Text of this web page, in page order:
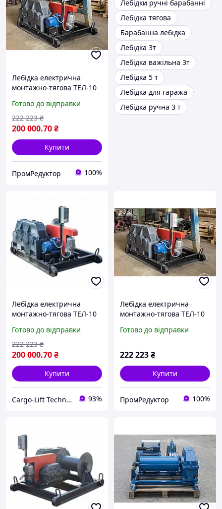
Лебідка електрична
монтажно-тягова ТЕЛ-10
Готово до відправки
200 000.70₴
222 223 ₴
Купити
ПромРедуктор 100%
Лебідки ручні барабанні
Лебідка тягова
Барабанна лебідка
Лебідка 3т
Лебідка важільна 3т
Лебідка 5 т
Лебідка для гаража
Лебідка ручна 3 т
Лебідка електрична
монтажно-тягова ТЕЛ-10
Готово до відправки
200 000.70₴
222 223 ₴
Купити
Cargo-Lift Technologies | Вантажопіднімальне обладнання 93%
Лебідка електрична
монтажно-тягова ТЕЛ-10
Готово до відправки
222 223₴
Купити
ПромРедуктор 100%